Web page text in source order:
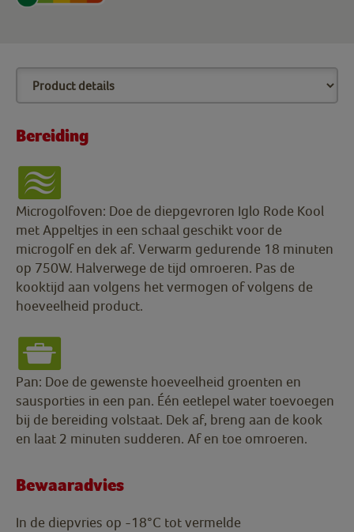
Bereiding
Microgolfoven: Doe de diepgevroren Iglo Rode Kool
met Appeltjes in een schaal geschikt voor de
microgolf en dek af. Verwarm gedurende 18 minuten
op 750W. Halverwege de tijd omroeren. Pas de
kooktijd aan volgens het vermogen of volgens de
hoeveelheid product.
Pan: Doe de gewenste hoeveelheid groenten en
sausporties in een pan. Één eetlepel water toevoegen
bij de bereiding volstaat. Dek af, breng aan de kook
en laat 2 minuten sudderen. Af en toe omroeren.
Bewaaradvies
In de diepvries op -18°C tot vermelde